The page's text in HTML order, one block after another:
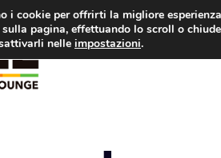
i cookie per offrirti la migliore
pagina, effettuando lo scroll o
nelle impostazioni.